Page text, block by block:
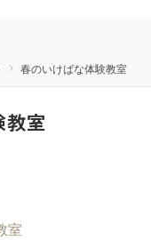
春のいけばな体験教室
教室
室